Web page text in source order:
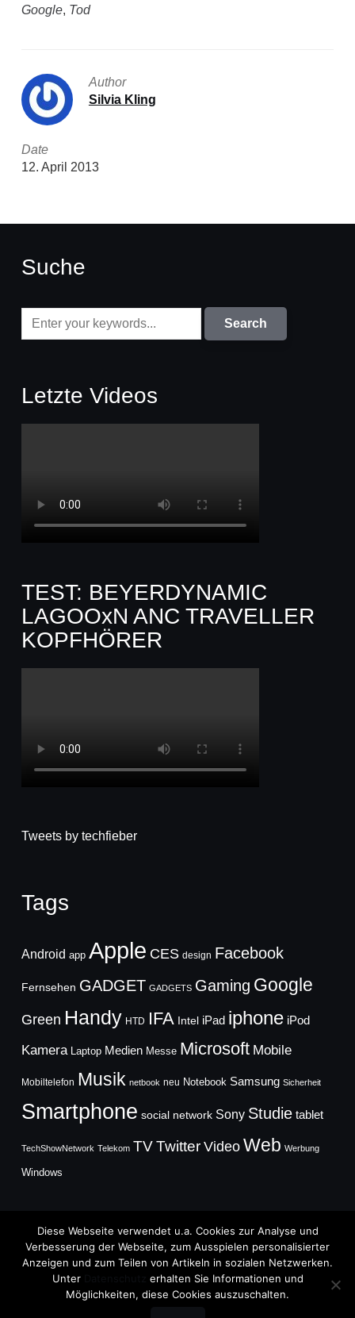
Google, Tod
Author
Silvia Kling
Date
12. April 2013
Suche
Letzte Videos
TEST: BEYERDYNAMIC
LAGOOxN ANC TRAVELLER
KOPFHÖRER
Tweets by techfieber
Tags
Android app Apple CES design Facebook
Fernsehen GADGET GADGETS Gaming Google
Green Handy HTD IFA Intel iPad iphone iPod
Kamera Laptop Medien Messe Microsoft Mobile
Mobiltelefon Musik netbook neu Notebook Samsung Sicherheit
Smartphone social network Sony Studie tablet
TechShowNetwork Telekom TVTwitter Video Web Werbung
Windows
Copyright © 2026
TechFieber Blog
Diese Webseite verwendet u.a. Cookies zur Analyse und
Verbesserung der Webseite, zum Ausspielen personalisierter
Anzeigen und zum Teilen von Artikeln in sozialen Netzwerken.
Unter
erhalten Sie Informationen und
Möglichkeiten, diese Cookies auszuschalten.